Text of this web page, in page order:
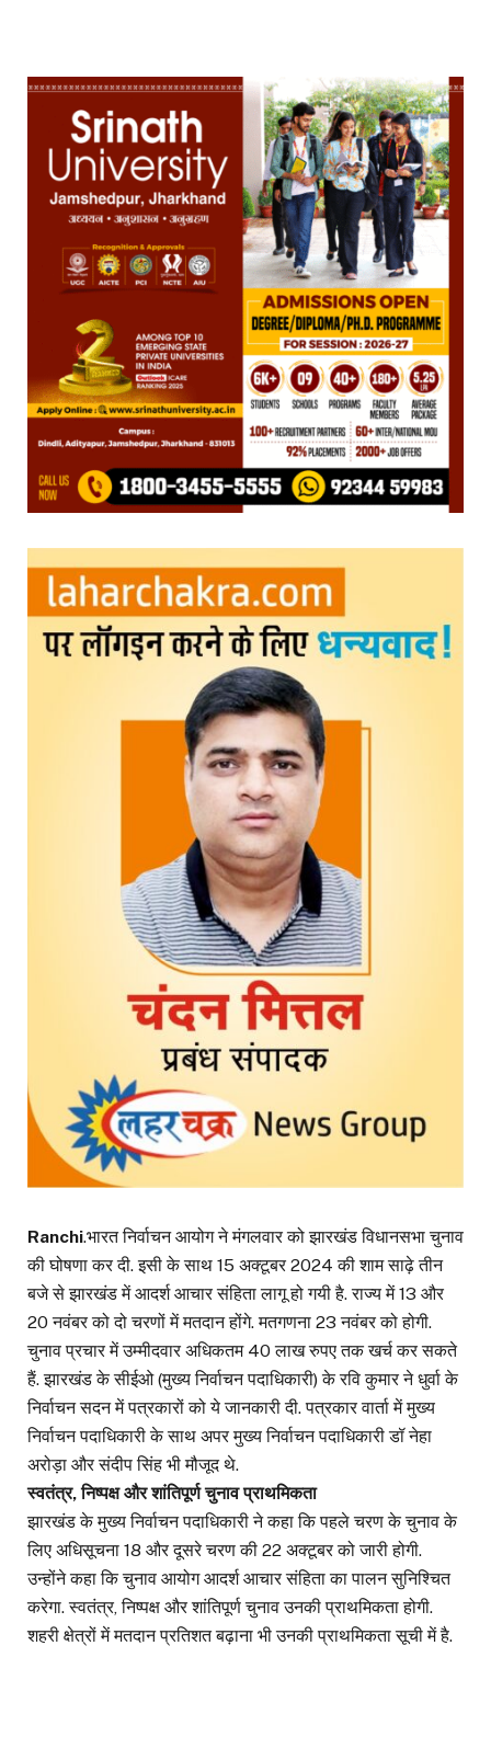
Ranchi.भारत निर्वाचन आयोग ने मंगलवार को झारखंड विधानसभा चुनाव
की घोषणा कर दी. इसी के साथ 15 अक्टूबर 2024 की शाम साढ़े तीन
बजे से झारखंड में आदर्श आचार संहिता लागू हो गयी है. राज्य में 13 और
20 नवंबर को दो चरणों में मतदान होंगे. मतगणना 23 नवंबर को होगी.
चुनाव प्रचार में उम्मीदवार अधिकतम 40 लाख रुपए तक खर्च कर सकते
हैं. झारखंड के सीईओ (मुख्य निर्वाचन पदाधिकारी) के रवि कुमार ने धुर्वा के
निर्वाचन सदन में पत्रकारों को ये जानकारी दी. पत्रकार वार्ता में मुख्य
निर्वाचन पदाधिकारी के साथ अपर मुख्य निर्वाचन पदाधिकारी डॉ नेहा
अरोड़ा और संदीप सिंह भी मौजूद थे.
स्वतंत्र, निष्पक्ष और शांतिपूर्ण चुनाव प्राथमिकता
झारखंड के मुख्य निर्वाचन पदाधिकारी ने कहा कि पहले चरण के चुनाव के
लिए अधिसूचना 18 और दूसरे चरण की 22 अक्टूबर को जारी होगी.
उन्होंने कहा कि चुनाव आयोग आदर्श आचार संहिता का पालन सुनिश्चित
करेगा. स्वतंत्र, निष्पक्ष और शांतिपूर्ण चुनाव उनकी प्राथमिकता होगी.
शहरी क्षेत्रों में मतदान प्रतिशत बढ़ाना भी उनकी प्राथमिकता सूची में है.